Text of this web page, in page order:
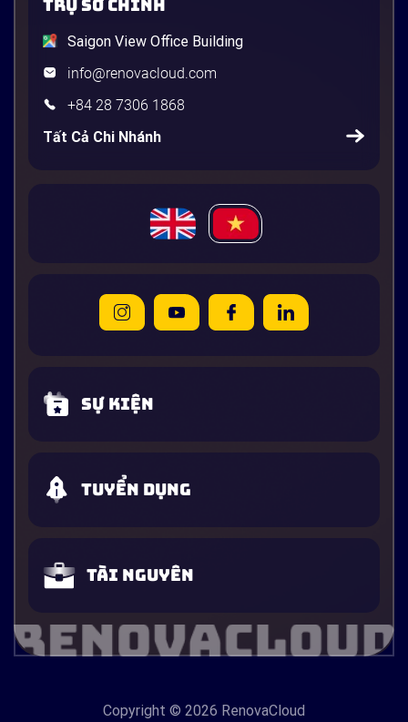
TRỤ SỞ CHÍNH
Saigon View Office Building
info@renovacloud.com
+84 28 7306 1868
Tất Cả Chi Nhánh
Sự kiện
Tuyển dụng
Tài nguyên
Copyright © 2026 RenovaCloud